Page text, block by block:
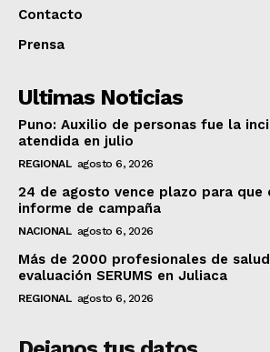
Contacto
Prensa
Ultimas Noticias
Puno: Auxilio de personas fue la
atendida en julio
REGIONAL agosto 6, 2026
24 de agosto vence plazo para que
informe de campaña
NACIONAL agosto 6, 2026
Más de 2000 profesionales de
evaluación SERUMS en Juliaca
REGIONAL agosto 6, 2026